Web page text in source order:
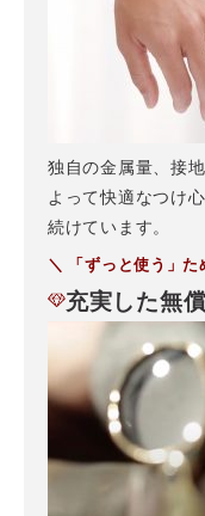
独自の金属量、接
よって快適なつけ
続けています。
＼ 「ずっと使う」た
充実した無